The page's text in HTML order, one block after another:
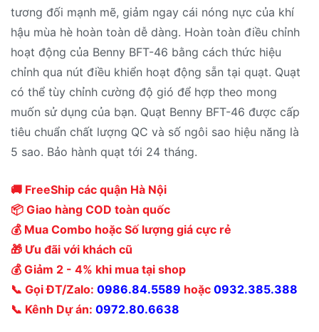
tương đối mạnh mẽ, giảm ngay cái nóng nực của khí
hậu mùa hè hoàn toàn dễ dàng. Hoàn toàn điều chỉnh
hoạt động của Benny BFT-46 bằng cách thức hiệu
chỉnh qua nút điều khiển hoạt động sẵn tại quạt. Quạt
có thể tùy chỉnh cường độ gió để hợp theo mong
muốn sử dụng của bạn. Quạt Benny BFT-46 được cấp
tiêu chuẩn chất lượng QC và số ngôi sao hiệu năng là
5 sao. Bảo hành quạt tới 24 tháng.
🚚 FreeShip các quận Hà Nội
📦 Giao hàng COD toàn quốc
💰 Mua Combo hoặc Số lượng giá cực rẻ
🎁 Ưu đãi với khách cũ
💰 Giảm 2 - 4% khi mua tại shop
📞 Gọi ĐT/Zalo: 0986.84.5589 hoặc 0932.385.388
📞 Kênh Dự án: 0972.80.6638